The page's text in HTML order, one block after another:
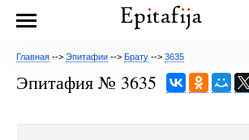
Главная --> Эпитафии --> Брату --> 3635
Эпитафия № 3635